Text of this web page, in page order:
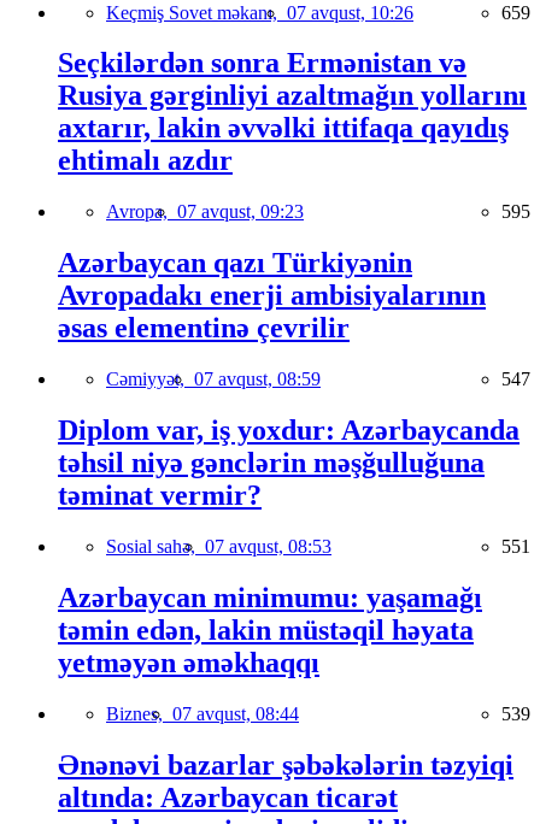
Keçmiş Sovet məkanı, 07 avqust, 10:26 659
Seçkilərdən sonra Ermənistan və
Rusiya gərginliyi azaltmağın yollarını
axtarır, lakin əvvəlki ittifaqa qayıdış
ehtimalı azdır
Avropa, 07 avqust, 09:23 595
Azərbaycan qazı Türkiyənin
Avropadakı enerji ambisiyalarının
əsas elementinə çevrilir
Cəmiyyət, 07 avqust, 08:59 547
Diplom var, iş yoxdur: Azərbaycanda
təhsil niyə gənclərin məşğulluğuna
təminat vermir?
Sosial sahə, 07 avqust, 08:53 551
Azərbaycan minimumu: yaşamağı
təmin edən, lakin müstəqil həyata
yetməyən əməkhaqqı
Biznes, 07 avqust, 08:44 539
Ənənəvi bazarlar şəbəkələrin təzyiqi
altında: Azərbaycan ticarət